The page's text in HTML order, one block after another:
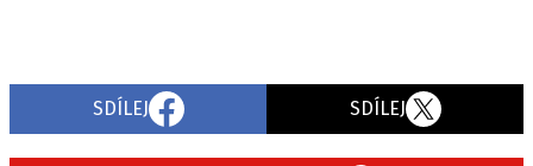
SDÍLEJ SDÍLEJ